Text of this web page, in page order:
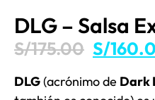
DLG – Salsa
S/175.00 S/
DLG(acrónimo de Dark